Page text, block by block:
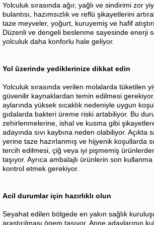
Yolculuk sırasında ağır, yağlı ve sindirimi zor
bulantısı, hazımsızlık ve reflü şikayetlerini
taze meyveler, yoğurt, kuruyemiş ve hafif
Düzenli ve dengeli beslenme sayesinde enerji
yolculuk daha konforlu hale geliyor.
Yol üzerinde yediklerinize dikkat edin
Yolculuk sırasında verilen molalarda tüketilen
güvenilir kaynaklardan temin edilmesi
aylarında yüksek sıcaklık nedeniyle uygun
gıdalarda bakteri üreme riski artabiliyor. Bu
zehirlenmelerine, ishal ve kusma gibi
adayında sıvı kaybına neden olabiliyor. Açıkta
yerine taze hazırlanmış ve hijyenik koşullarda
tercih edilmesi, çiğ veya iyi pişmemiş
taşıyor. Ayrıca ambalajlı ürünlerin son
kontrol etmek gerekiyor.
Acil durumlar için hazırlıklı olun
Seyahat edilen bölgede en yakın sağlık
araştırılması önem taşıyor. Anne adaylarının